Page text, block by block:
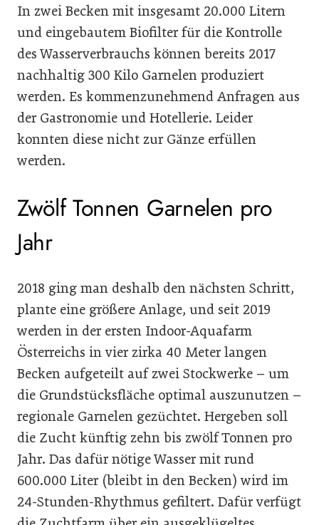
In zwei Becken mit insgesamt 20.000 Litern
und eingebautem Biofilter für die Kontrolle
des Wasserverbrauchs können bereits 2017
nachhaltig 300 Kilo Garnelen produziert
werden. Es kommenzunehmend Anfragen aus
der Gastronomie und Hotellerie. Leider
konnten diese nicht zur Gänze erfüllen
werden.
Zwölf Tonnen Garnelen pro
Jahr
2018 ging man deshalb den nächsten Schritt,
plante eine größere Anlage, und seit 2019
werden in der ersten Indoor-Aquafarm
Österreichs in vier zirka 40 Meter langen
Becken aufgeteilt auf zwei Stockwerke – um
die Grundstücksfläche optimal auszunutzen –
regionale Garnelen gezüchtet. Hergeben soll
die Zucht künftig zehn bis zwölf Tonnen pro
Jahr. Das dafür nötige Wasser mit rund
600.000 Liter (bleibt in den Becken) wird im
24-Stunden-Rhythmus gefiltert. Dafür verfügt